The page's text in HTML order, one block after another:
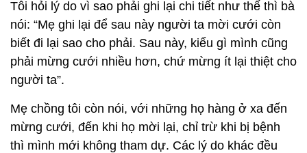
Tôi hỏi lý do vì sao phải ghi lại chi tiết như thế thì bà
nói: “Mẹ ghi lại để sau này người ta mời cưới còn
biết đi lại sao cho phải. Sau này, kiểu gì mình cũng
phải mừng cưới nhiều hơn, chứ mừng ít lại thiệt cho
người ta”.
Mẹ chồng tôi còn nói, với những họ hàng ở xa đến
mừng cưới, đến khi họ mời lại, chỉ trừ khi bị bệnh
thì mình mới không tham dự. Các lý do khác đều